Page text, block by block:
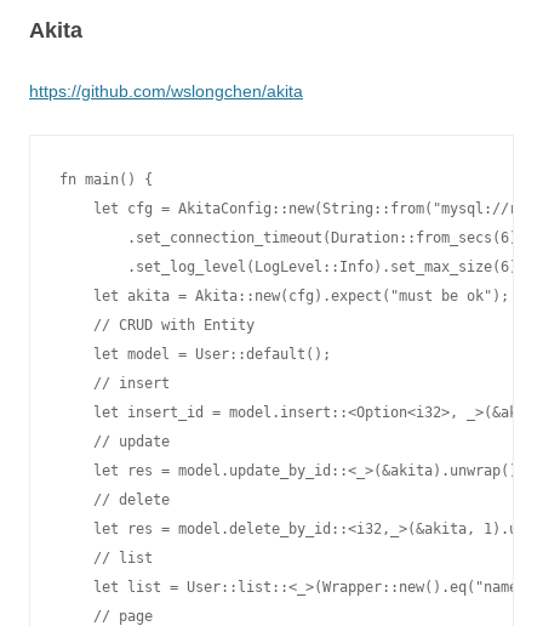
Akita
https://github.com/wslongchen/akita
fn main() {
let cfg = AkitaConfig::new(String::from("mysql://
        .set_connection_timeout(Duration::from_secs(6))
        .set_log_level(LogLevel::Info).set_max_size(6);
    let akita = Akita::new(cfg).expect("must be ok");
    // CRUD with Entity
    let model = User::default();
    // insert
let insert_id = model.insert::<Option<i32>,
    // update
    let res = model.update_by_id::<_>(&akita).unwrap();
    // delete
let res = model.delete_by_id::<i32,_>(&akita,
    // list
let list = User::list::<_>(Wrapper::new().eq("name",
    // page